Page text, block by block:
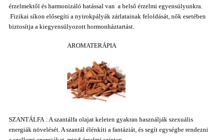
érzelmektől és harmonizáló hatással van a belső érzelmi egyensúlyunkra.
Fizikai síkon elősegíti a nyirokpályák zárlatainak feloldását, nők esetében
biztosítja a kiegyensúlyozott hormonháztartást.
AROMATERÁPIA
SZANTÁLFA : A szantálfa olajat keleten gyakran használják szexuális
energiák növelését. A szantál élénkíti a fantáziát, és segít egységbe rendezni